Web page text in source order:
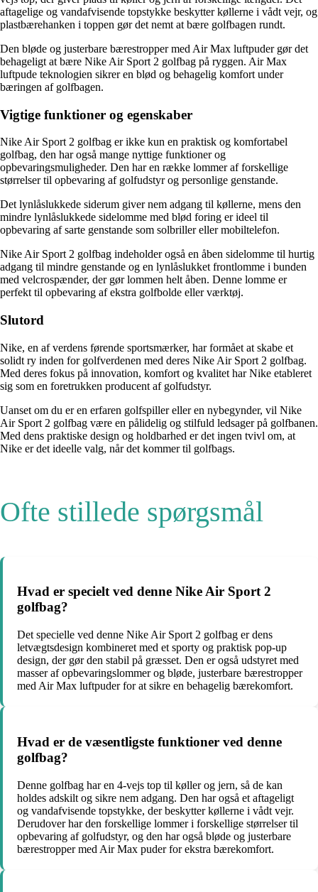
aftagelige og vandafvisende topstykke beskytter køllerne i vådt vejr, og
plastbærehanken i toppen gør det nemt at bære golfbagen rundt.
Den bløde og justerbare bærestropper med Air Max luftpuder gør det
behageligt at bære Nike Air Sport 2 golfbag på ryggen. Air Max
luftpude teknologien sikrer en blød og behagelig komfort under
bæringen af golfbagen.
Vigtige funktioner og egenskaber
Nike Air Sport 2 golfbag er ikke kun en praktisk og komfortabel
golfbag, den har også mange nyttige funktioner og
opbevaringsmuligheder. Den har en række lommer af forskellige
størrelser til opbevaring af golfudstyr og personlige genstande.
Det lynlåslukkede siderum giver nem adgang til køllerne, mens den
mindre lynlåslukkede sidelomme med blød foring er ideel til
opbevaring af sarte genstande som solbriller eller mobiltelefon.
Nike Air Sport 2 golfbag indeholder også en åben sidelomme til hurtig
adgang til mindre genstande og en lynlåslukket frontlomme i bunden
med velcrospænder, der gør lommen helt åben. Denne lomme er
perfekt til opbevaring af ekstra golfbolde eller værktøj.
Slutord
Nike, en af verdens førende sportsmærker, har formået at skabe et
solidt ry inden for golfverdenen med deres Nike Air Sport 2 golfbag.
Med deres fokus på innovation, komfort og kvalitet har Nike etableret
sig som en foretrukken producent af golfudstyr.
Uanset om du er en erfaren golfspiller eller en nybegynder, vil Nike
Air Sport 2 golfbag være en pålidelig og stilfuld ledsager på golfbanen.
Med dens praktiske design og holdbarhed er det ingen tvivl om, at
Nike er det ideelle valg, når det kommer til golfbags.
Ofte stillede spørgsmål
Hvad er specielt ved denne Nike Air Sport 2
golfbag?
Det specielle ved denne Nike Air Sport 2 golfbag er dens
letvægtsdesign kombineret med et sporty og praktisk pop-up
design, der gør den stabil på græsset. Den er også udstyret med
masser af opbevaringslommer og bløde, justerbare bærestropper
med Air Max luftpuder for at sikre en behagelig bærekomfort.
Hvad er de væsentligste funktioner ved denne
golfbag?
Denne golfbag har en 4-vejs top til køller og jern, så de kan
holdes adskilt og sikre nem adgang. Den har også et aftageligt
og vandafvisende topstykke, der beskytter køllerne i vådt vejr.
Derudover har den forskellige lommer i forskellige størrelser til
opbevaring af golfudstyr, og den har også bløde og justerbare
bærestropper med Air Max puder for ekstra bærekomfort.